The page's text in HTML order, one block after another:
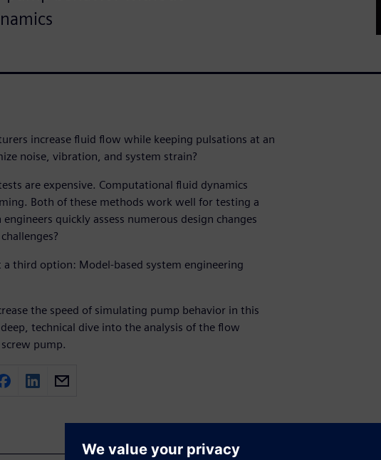
increase fluid flow while keeping pulsations at an
noise, vibration, and system strain?
are expensive. Computational fluid dynamics
Both of these methods work well for testing a
quickly assess numerous design changes
third option: Model-based system engineering
the speed of simulating pump behavior in this
technical dive into the analysis of the flow
pump.